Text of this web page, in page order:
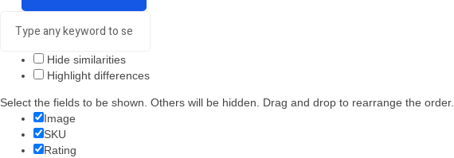
Hide similarities
Highlight differences
Select the fields to be shown. Others will be hidden. Drag and drop to rearrange the order.
Image
SKU
Rating